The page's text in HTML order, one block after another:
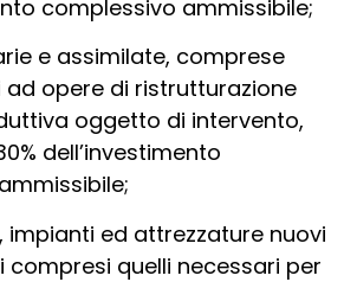
complessivo ammissibile;
e assimilate, comprese
ad opere di ristrutturazione
oggetto di intervento,
dell’investimento
impianti ed attrezzature nuovi
compresi quelli necessari per